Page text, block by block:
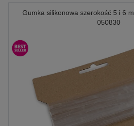
Gumka silikonowa szerokość 5 i 6
050830